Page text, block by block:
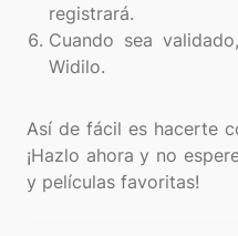
registrará.
Cuando sea
Widilo.
Así de fácil es hacerte
¡Hazlo ahora y no